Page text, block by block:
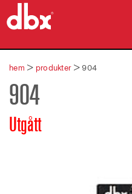
produkter
Fallstudier
var man kan köpa
hem > produkter>904
904
Utgått